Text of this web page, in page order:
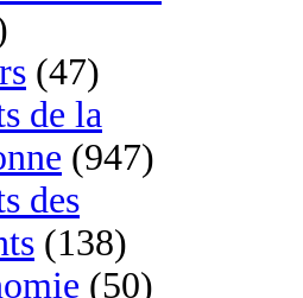
(47)
de la
(947)
des
(138)
(50)